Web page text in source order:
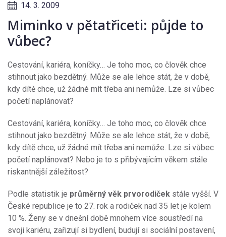
14. 3. 2009
Miminko v pětatřiceti: půjde to
vůbec?
Cestování, kariéra, koníčky… Je toho moc, co člověk chce
stihnout jako bezdětný. Může se ale lehce stát, že v době,
kdy dítě chce, už žádné mít třeba ani nemůže. Lze si vůbec
početí naplánovat?
Cestování, kariéra, koníčky… Je toho moc, co člověk chce
stihnout jako bezdětný. Může se ale lehce stát, že v době,
kdy dítě chce, už žádné mít třeba ani nemůže. Lze si vůbec
početí naplánovat? Nebo je to s přibývajícím věkem stále
riskantnější záležitost?
Podle statistik je průměrný věk prvorodiček stále vyšší. V
České republice je to 27. rok a rodiček nad 35 let je kolem
10 %. Ženy se v dnešní době mnohem více soustředí na
svoji kariéru, zařizují si bydlení, budují si sociální postavení,